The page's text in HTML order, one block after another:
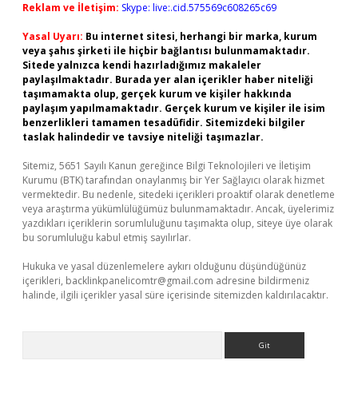
Reklam ve İletişim: Skype: live:.cid.575569c608265c69
Yasal Uyarı: Bu internet sitesi, herhangi bir marka, kurum
veya şahıs şirketi ile hiçbir bağlantısı bulunmamaktadır.
Sitede yalnızca kendi hazırladığımız makaleler
paylaşılmaktadır. Burada yer alan içerikler haber niteliği
taşımamakta olup, gerçek kurum ve kişiler hakkında
paylaşım yapılmamaktadır. Gerçek kurum ve kişiler ile isim
benzerlikleri tamamen tesadüfidir. Sitemizdeki bilgiler
taslak halindedir ve tavsiye niteliği taşımazlar.
Sitemiz, 5651 Sayılı Kanun gereğince Bilgi Teknolojileri ve İletişim
Kurumu (BTK) tarafından onaylanmış bir Yer Sağlayıcı olarak hizmet
vermektedir. Bu nedenle, sitedeki içerikleri proaktif olarak denetleme
veya araştırma yükümlülüğümüz bulunmamaktadır. Ancak, üyelerimiz
yazdıkları içeriklerin sorumluluğunu taşımakta olup, siteye üye olarak
bu sorumluluğu kabul etmiş sayılırlar.
Hukuka ve yasal düzenlemelere aykırı olduğunu düşündüğünüz
içerikleri, backlinkpanelicomtr@gmail.com adresine bildirmeniz
halinde, ilgili içerikler yasal süre içerisinde sitemizden kaldırılacaktır.